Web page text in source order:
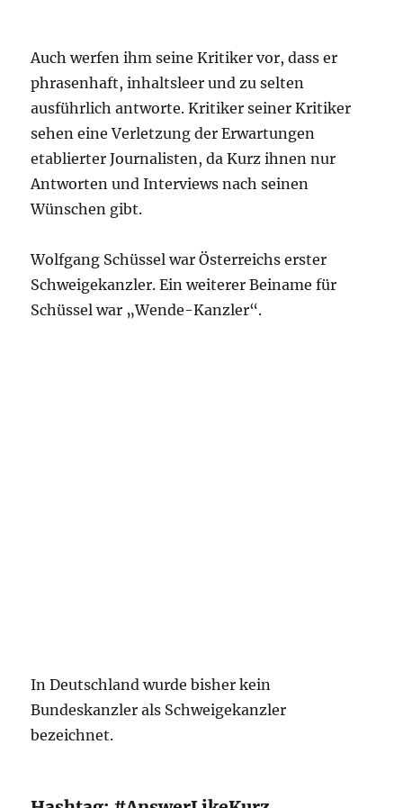
Auch werfen ihm seine Kritiker vor, dass er
phrasenhaft, inhaltsleer und zu selten
ausführlich antworte. Kritiker seiner Kritiker
sehen eine Verletzung der Erwartungen
etablierter Journalisten, da Kurz ihnen nur
Antworten und Interviews nach seinen
Wünschen gibt.
Wolfgang Schüssel war Österreichs erster
Schweigekanzler. Ein weiterer Beiname für
Schüssel war „Wende-Kanzler“.
In Deutschland wurde bisher kein
Bundeskanzler als Schweigekanzler
bezeichnet.